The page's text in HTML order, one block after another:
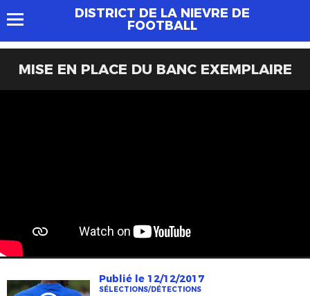
DISTRICT DE LA NIEVRE DE
FOOTBALL
MISE EN PLACE DU BANC EXEMPLAIRE
Publié le 12/12/2017
SÉLECTIONS/DÉTECTIONS